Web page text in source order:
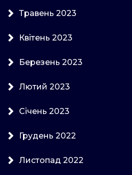
Травень 2023
Квітень 2023
Березень 2023
Лютий 2023
Січень 2023
Грудень 2022
Листопад 2022